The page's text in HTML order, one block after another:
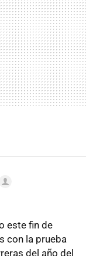
este fin de
con la prueba
del año del